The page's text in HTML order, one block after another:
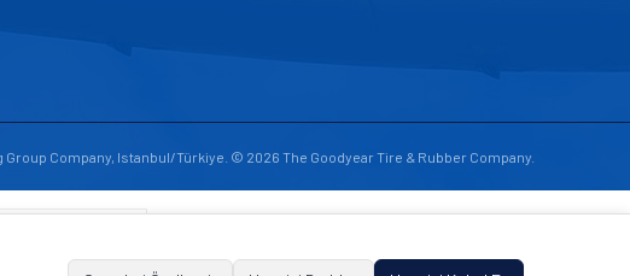
Company, Istanbul/Türkiye. © 2026 The Goodyear Tire & Rubber Company.